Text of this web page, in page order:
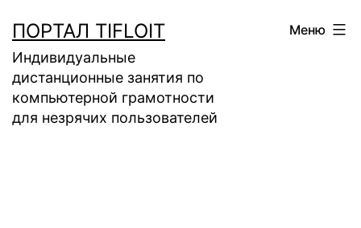
содержимому
ПОРТАЛ TIFLOIT
Индивидуальные
дистанционные занятия по
компьютерной грамотности
для незрячих пользователей
Меню